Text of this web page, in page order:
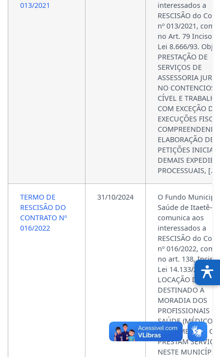
013/2021
interessados a
RESCISÃO do
nº 013/2021, com
no Art. 79 Inciso
Lei 8.666/93.
PRESTAÇÃO DE
SERVIÇOS DE
ASSESSORIA
NO CONTENCIOSO
CÍVEL E
COM EXCEÇÃO
EXECUÇÕES
ELABORAÇÃO DE
PETIÇÕES
DEMAIS
PROCESSUAIS, […]
TERMO DE
RESCISÃO DO
CONTRATO Nº
016/2022
31/10/2024
O Fundo
Saúde de Itaetê–
comunica aos
interessados a
RESCISÃO do
nº 016/2022, com
no art. 138, Inciso
Lei 14.133/21.
LOCAÇÃO DE
DESTINADO A
MORADIA DOS
PROFISSIONAIS
SAÚDE (MÉDICOS
ENFERMEIROS)
PRESTAM SERVIÇO
NESTE